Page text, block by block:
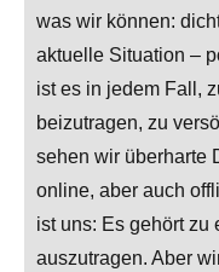
was wir können:
aktuelle Situation –
ist es in jedem Fall,
beizutragen, zu
sehen wir überharte
online, aber auch
ist uns: Es gehört zu
auszutragen. Aber